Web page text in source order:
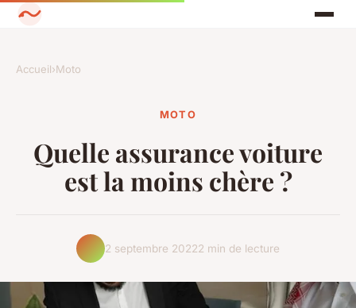
Accueil›Moto
MOTO
Quelle assurance voiture
est la moins chère ?
2 septembre 20222 min de lecture